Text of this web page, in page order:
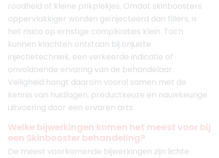
roodheid of kleine prikplekjes. Omdat skinboosters
oppervlakkiger worden geïnjecteerd dan fillers, is
het risico op ernstige complicaties klein. Toch
kunnen klachten ontstaan bij onjuiste
injectietechniek, een verkeerde indicatie of
onvoldoende ervaring van de behandelaar.
Veiligheid hangt daarom vooral samen met de
kennis van huidlagen, productkeuze en nauwkeurige
uitvoering door een ervaren arts.
Welke bijwerkingen komen het meest voor bij
een Skinbooster behandeling?
De meest voorkomende bijwerkingen zijn lichte